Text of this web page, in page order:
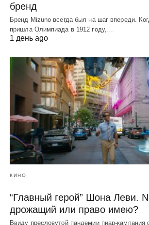
бренд
Бренд Mizuno всегда был на шаг впереди.
пришла Олимпиада в 1912 году,…
1 день ago
КИНО
“Главный герой” Шона Леви.
дрожащий или право имею?
Ввиду пресловутой пандемии пиар-